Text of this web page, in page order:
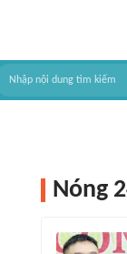
Nóng